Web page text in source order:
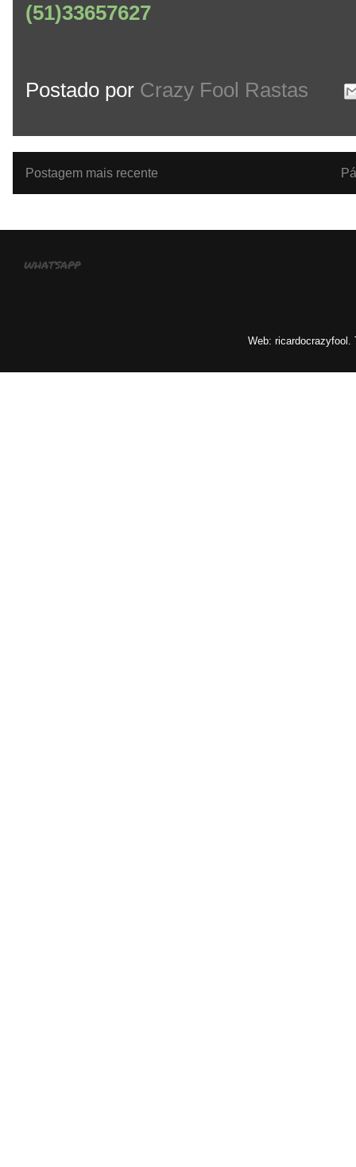
(51)33657627
Postado por Crazy Fool Rastas
Postagem mais recente
whatsapp
Web: